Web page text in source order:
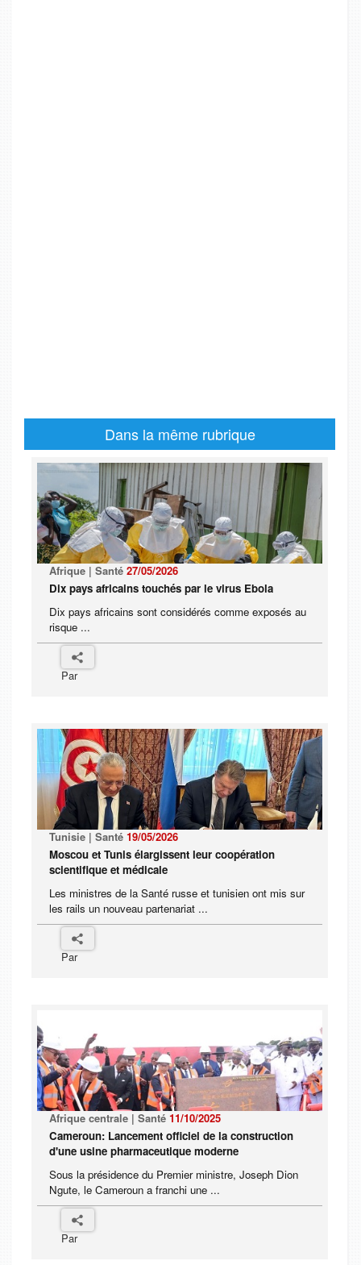
Dans la même rubrique
Afrique | Santé 27/05/2026
Dix pays africains touchés par le virus Ebola
Dix pays africains sont considérés comme exposés au
risque ...
Par
Tunisie | Santé 19/05/2026
Moscou et Tunis élargissent leur coopération
scientifique et médicale
Les ministres de la Santé russe et tunisien ont mis sur
les rails un nouveau partenariat ...
Par
Afrique centrale | Santé 11/10/2025
Cameroun: Lancement officiel de la construction
d'une usine pharmaceutique moderne
Sous la présidence du Premier ministre, Joseph Dion
Ngute, le Cameroun a franchi une ...
Par